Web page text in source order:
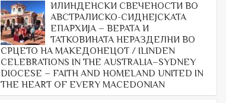
ИЛИНДЕНСКИ СВЕЧЕНОСТИ ВО
АВСТРАЛИСКО-СИДНЕЈСКАТА
ЕПАРХИЈА – ВЕРАТА И
ТАТКОВИНАТА НЕРАЗДЕЛНИ ВО
СРЦЕТО НА МАКЕДОНЕЦОТ / ILINDEN
CELEBRATIONS IN THE AUSTRALIA–SYDNEY
DIOCESE – FAITH AND HOMELAND UNITED IN
THE HEART OF EVERY MACEDONIAN